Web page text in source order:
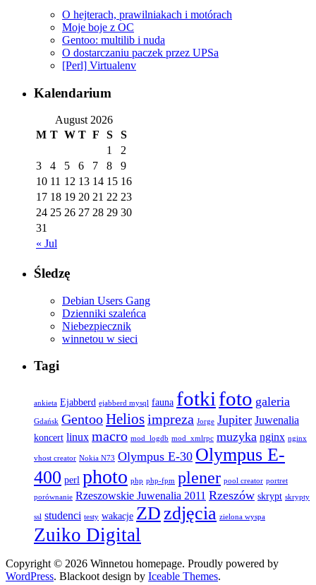
O hejterach, prawilniakach i motórach
Moje boje z OC
Gentoo: multilib i nuda
O dostarczaniu paczek przez UPSa
[Perl] Virtualenv
Kalendarium
August 2026
M T W T F S S
« Jul
1
2
3
4 5 6 7 8
9
10 11 12 13 14 15 16
17 18 19 20 21 22 23
24 25 26 27 28 29 30
31
Śledzę
Debian Users Gang
Dzienniki szaleńca
Niebezpiecznik
winnetou w sieci
Tagi
ankieta Ejabberd ejabberd mysql fauna fotki foto galeria
Gdańsk GentooHeliosimpreza Jorge Jupiter Juwenalia
koncert linux macro mod_logdb mod_xmlrpc muzyka nginx nginx
vhost creator Nokia N73 Olympus E-30 Olympus E-
400 perl photo php php-fpm plener pool creator portret
porównanie Rzeszowskie Juwenalia 2011 Rzeszów skrypt skrypty
ssl studenci testy wakacje ZDzdjęcia zielona wyspa
Zuiko Digital
Copyright © 2026 Winnetou homepage. Proudly powered by
WordPress. Blackoot design by Iceable Themes.